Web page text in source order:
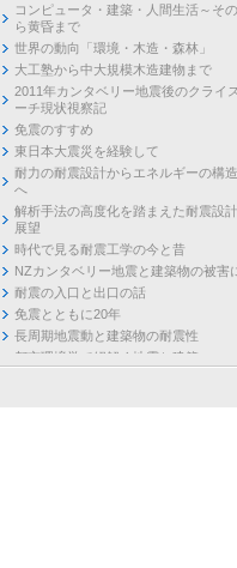
コンピュータ・建築・人間生活～そ
ら黄昏まで
世界の動向「環境・木造・森林」
大工塾から中大規模木造建物まで
2011年カンタベリー地震後のクライ
ーチ現状視察記
免震のすすめ
東日本大震災を経験して
耐力の耐震設計からエネルギーの構
へ
解析手法の高度化を踏まえた耐震設
展望
時代で見る耐震工学の今と昔
NZカンタベリー地震と建築物の被害
耐震の入口と出口の話
免震とともに20年
長周期地震動と建築物の耐震性
都市環境学で紐解く地震と建築